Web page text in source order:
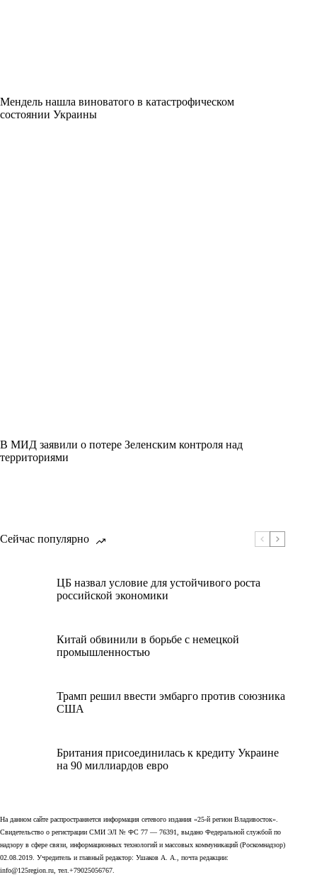
Мендель нашла виноватого в катастрофическом
состоянии Украины
В МИД заявили о потере Зеленским контроля над
территориями
Сейчас популярно
ЦБ назвал условие для устойчивого роста
российской экономики
Китай обвинили в борьбе с немецкой
промышленностью
Трамп решил ввести эмбарго против союзника
США
Британия присоединилась к кредиту Украине
на 90 миллиардов евро
На данном сайте распространяется информация сетевого издания «25-й регион Владивосток».
Свидетельство о регистрации СМИ ЭЛ № ФС 77 — 76391, выдано Федеральной службой по
надзору в сфере связи, информационных технологий и массовых коммуникаций (Роскомнадзор)
02.08.2019. Учредитель и главный редактор: Ушаков А. А., почта редакции:
info@125region.ru, тел.+79025056767.